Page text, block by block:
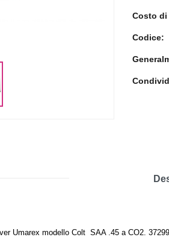
Costo di
Codice:
Umarex modello Colt SAA .45 a CO2.